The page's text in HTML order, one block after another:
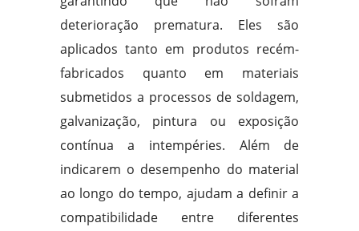
deterioração prematura. Eles são
aplicados tanto em produtos recém-
fabricados quanto em materiais
submetidos a processos de soldagem,
galvanização, pintura ou exposição
contínua a intempéries. Além de
indicarem o desempenho do material
ao longo do tempo, ajudam a definir a
compatibilidade entre diferentes